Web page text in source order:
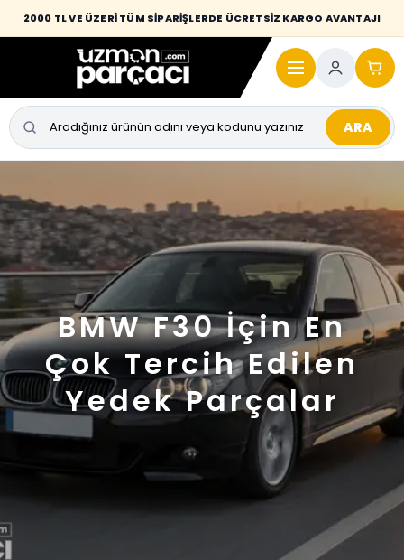
2000 TL VE ÜZERİ TÜM SİPARİŞLERDE ÜCRETSİZ KARGO AVANTAJI
ARA
BMW F30 İçin En
Çok Tercih Edilen
Yedek Parçalar